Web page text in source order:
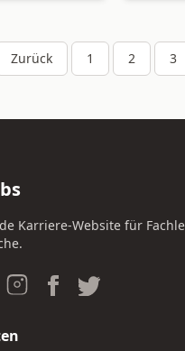
Zurück 1 2 3
Karriere-Website für